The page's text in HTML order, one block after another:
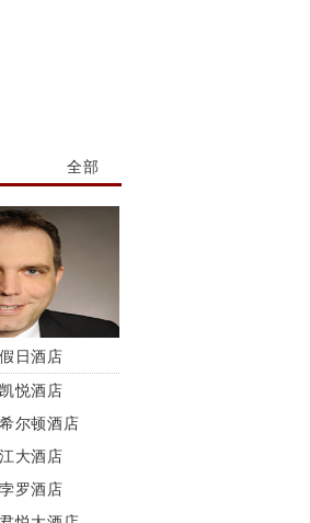
全部
日酒店
悦酒店
尔顿酒店
大酒店
罗酒店